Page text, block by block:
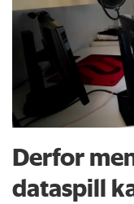
Derfor
dataspill